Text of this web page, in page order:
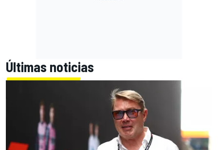
Últimas noticias